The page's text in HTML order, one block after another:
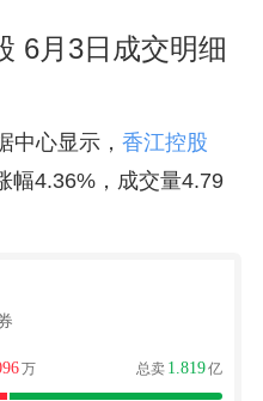
6月3日成交明细
中心显示， 香江控股
幅4.36%，成交量4.79
万 总卖 1.819亿